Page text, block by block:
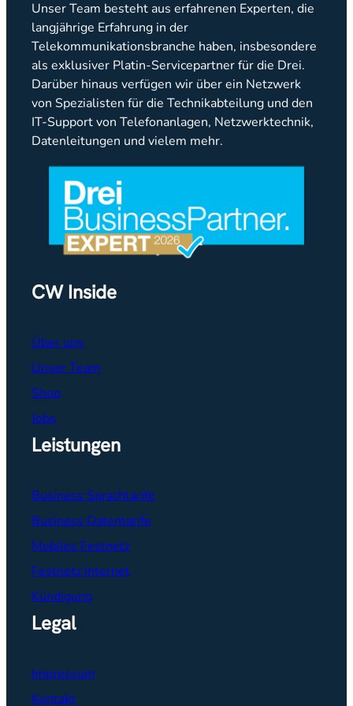
Unser Team besteht aus erfahrenen Experten, die
langjährige Erfahrung in der
Telekommunikationsbranche haben, insbesondere
als exklusiver Platin-Servicepartner für die Drei.
Darüber hinaus verfügen wir über ein Netzwerk
von Spezialisten für die Technikabteilung und den
IT-Support von Telefonanlagen, Netzwerktechnik,
Datenleitungen und vielem mehr.
CW Inside
Über uns
Unser Team
Shop
Jobs
Leistungen
Business Sprachtarife
Business Datentarife
Mobiles Festnetz
Festnetz Internet
Kündigung
Legal
Impressum
Kontakt